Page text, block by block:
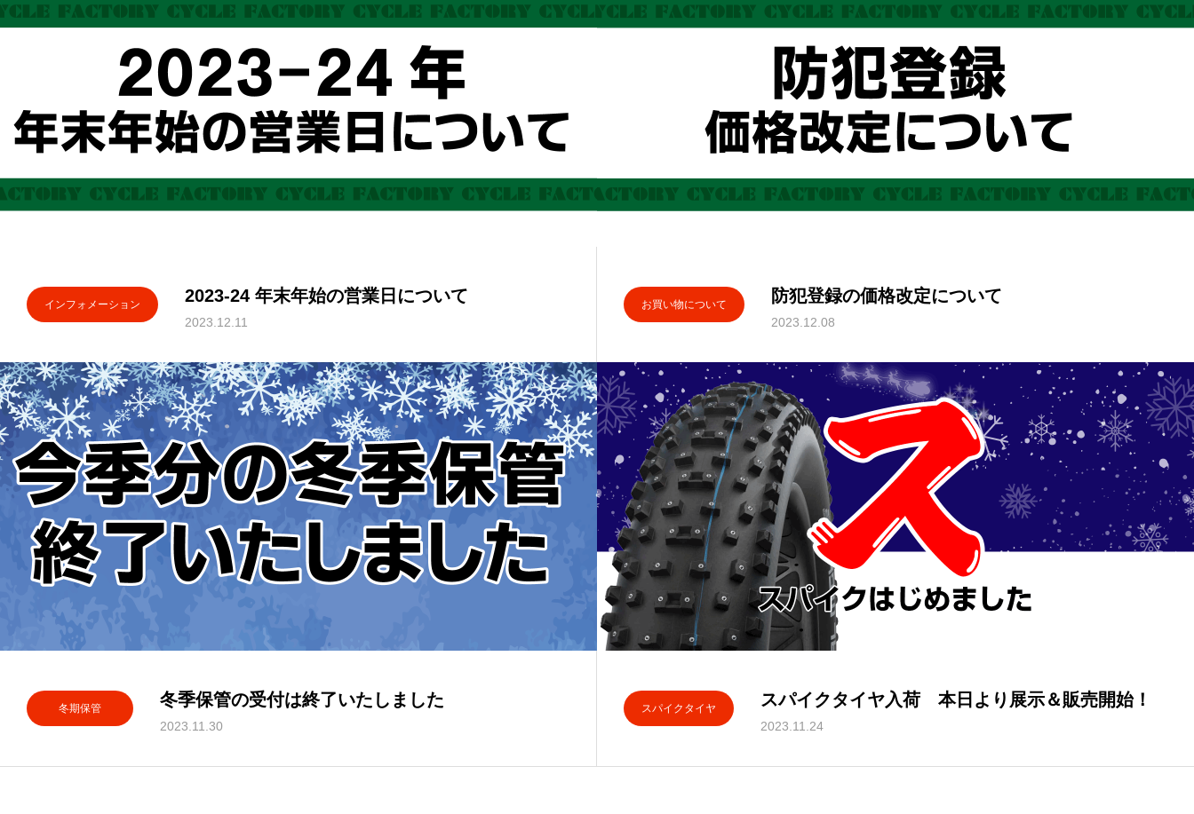
インフォメーション 2023-24 年末年始の営業日について
2023.12.11
お買い物について 防犯登録の価格改定について
2023.12.08
冬期保管 冬季保管の受付は終了いたしました
2023.11.30
スパイクタイヤ スパイクタイヤ入荷 本日より展示＆販売開始！
2023.11.24